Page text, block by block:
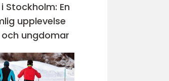
Stockholm: En
upplevelse
ungdomar